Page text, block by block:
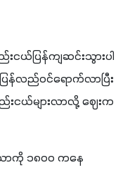
ယ်ပြန်ကျဆင်းသွားပါ
လည်ဝင်ရောက်လာပြီး
ငယ်များလာလို့ ဈေးက
ကို ၁၈၀၀ ကနေ